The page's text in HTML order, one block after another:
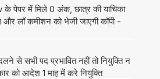
पेपर में मिले 0 अंक, छात्र की याचिका
और लॉ कमीशन को भेजी जाएगी कॉपी -
से सभी पद प्रभावित नहीं तो नियुक्ति न
को आदेश 1 माह में करे नियुक्ति